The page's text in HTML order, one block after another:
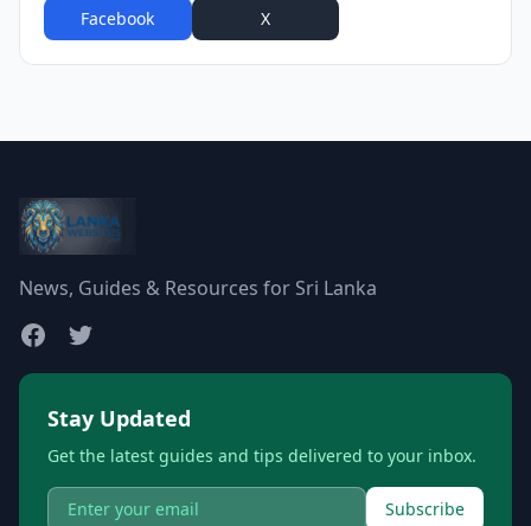
Facebook X
News, Guides & Resources for Sri Lanka
Stay Updated
Get the latest guides and tips delivered to your inbox.
Subscribe